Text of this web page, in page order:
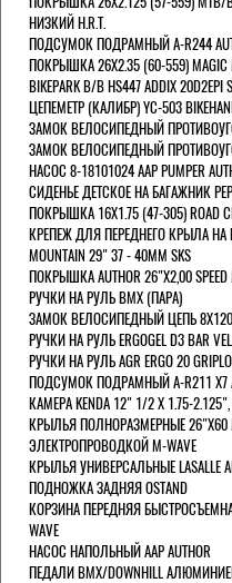
НИЗКИЙ H.R.T.
ПОДСУМОК ПОДРАМНЫЙ A-R244
ПОКРЫШКА 26X2.35 (60-559) MAGIC
BIKEPARK B/B HS447 ADDIX 20D2EPI
ЦЕПЕМЕТР (КАЛИБР) YC-503
ЗАМОК ВЕЛОСИПЕДНЫЙ
ЗАМОК ВЕЛОСИПЕДНЫЙ
НАСОС 8-18101024 AAP PUMPER
СИДЕНЬЕ ДЕТСКОЕ НА БАГАЖНИК
ПОКРЫШКА 16X1.75 (47-305) ROAD
КРЕПЕЖ ДЛЯ ПЕРЕДНЕГО КРЫЛА НА
MOUNTAIN 29" 37 - 40ММ SKS
ПОКРЫШКА AUTHOR 26"Х2,00 SPEED
РУЧКИ НА РУЛЬ BMX (ПАРА)
ЗАМОК ВЕЛОCИПЕДНЫЙ ЦЕПЬ
РУЧКИ НА РУЛЬ ERGOGEL D3 BAR
РУЧКИ НА РУЛЬ AGR ERGO 20
ПОДСУМОК ПОДРАМНЫЙ A-R211 X7
КАМЕРА KENDA 12" 1/2 Х 1.75-
КРЫЛЬЯ ПОЛНОРАЗМЕРНЫЕ
ЭЛЕКТРОПРОВОДКОЙ M-WAVE
КРЫЛЬЯ УНИВЕРСАЛЬНЫЕ LASALLE
ПОДНОЖКА ЗАДНЯЯ OSTAND
КОРЗИНА ПЕРЕДНЯЯ
WAVE
НАСОС НАПОЛЬНЫЙ AAP AUTHOR
ПЕДАЛИ BMX/DOWNHILL